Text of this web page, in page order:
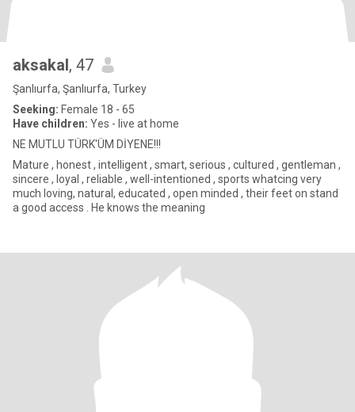
aksakal, 47
Şanlıurfa, Şanlıurfa, Turkey
Seeking: Female 18 - 65
Have children: Yes - live at home
NE MUTLU TÜRK'ÜM DİYENE!!!
Mature , honest , intelligent , smart, serious , cultured , gentleman ,
sincere , loyal , reliable , well-intentioned , sports whatcing very
much loving, natural, educated , open minded , their feet on stand
a good access . He knows the meaning